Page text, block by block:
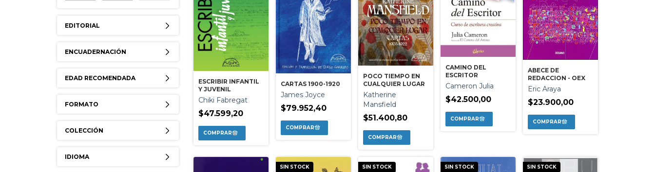
EDITORIAL
ENCUADERNACIÓN
EDAD RECOMENDADA
FORMATO
COLECCIÓN
IDIOMA
ESCRIBIR INFANTIL
Y JUVENIL
Chiki Fabregat
$47.599,20
CARTAS 1900-1920
James Joyce
$79.952,40
POCO TIEMPO EN
CUALQUIER LUGAR
Katherine
Mansfield
$51.400,80
CAMINO DEL
ESCRITOR
Cameron Julia
$42.500,00
ABECE DE
REDACCION - OEX
Eric Araya
$23.900,00
SIN STOCK SIN STOCK SIN STOCK SIN STOCK